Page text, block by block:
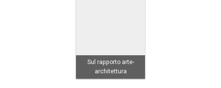
Sul rapporto arte-
architettura